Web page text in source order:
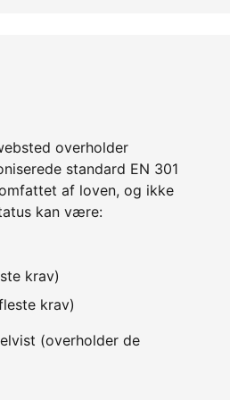
overholder
standard EN 301
af loven, og ikke
kan være:
krav)
krav)
(overholder de